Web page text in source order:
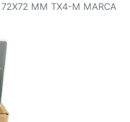
72X72 MM TX4-M MARCA